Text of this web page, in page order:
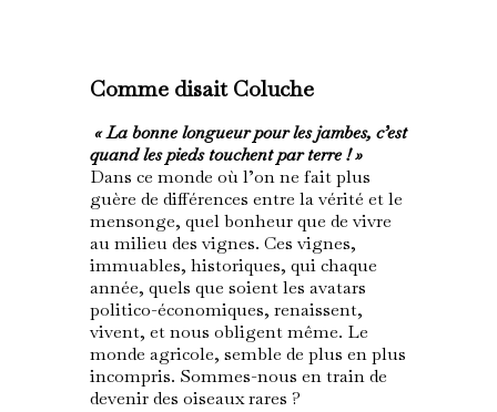
Comme disait Coluche
« La bonne longueur pour les jambes, c’est
quand les pieds touchent par terre ! »
Dans ce monde où l’on ne fait plus
guère de différences entre la vérité et le
mensonge, quel bonheur que de vivre
au milieu des vignes. Ces vignes,
immuables, historiques, qui chaque
année, quels que soient les avatars
politico-économiques, renaissent,
vivent, et nous obligent même. Le
monde agricole, semble de plus en plus
incompris. Sommes-nous en train de
devenir des oiseaux rares ?